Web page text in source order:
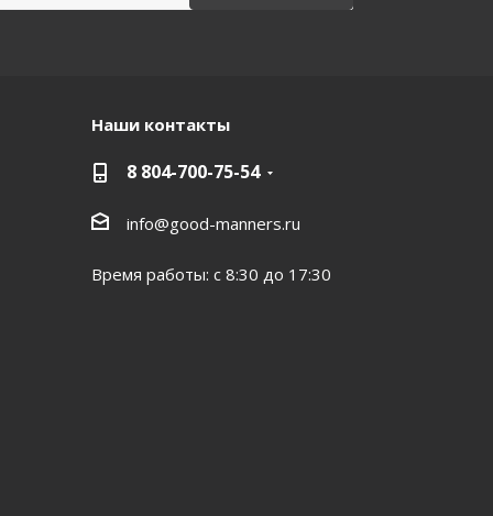
Наши контакты
8 804-700-75-54
info@good-manners.ru
Время работы: с 8:30 до 17:30